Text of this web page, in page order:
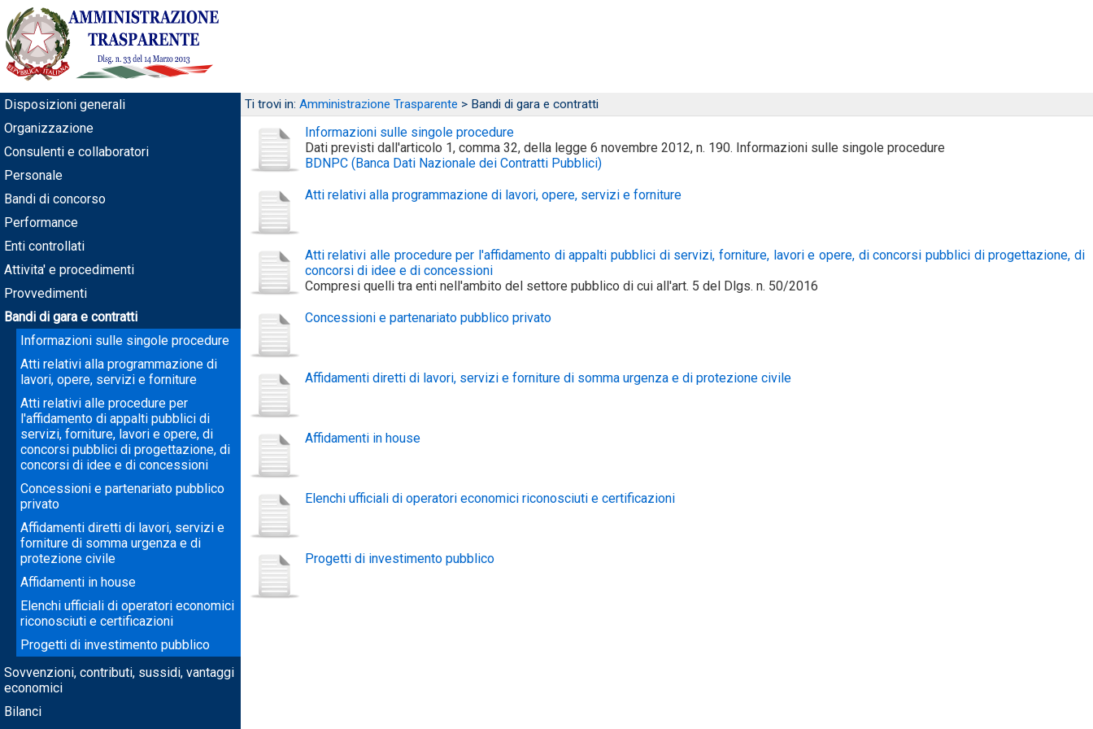
Disposizioni generali
Organizzazione
Consulenti e collaboratori
Personale
Bandi di concorso
Performance
Enti controllati
Attivita' e procedimenti
Provvedimenti
Bandi di gara e contratti
Informazioni sulle singole procedure
Atti relativi alla programmazione di
lavori, opere, servizi e forniture
Atti relativi alle procedure per
l'affidamento di appalti pubblici di
servizi, forniture, lavori e opere, di
concorsi pubblici di progettazione, di
concorsi di idee e di concessioni
Concessioni e partenariato pubblico
privato
Affidamenti diretti di lavori, servizi e
forniture di somma urgenza e di
protezione civile
Affidamenti in house
Elenchi ufficiali di operatori economici
riconosciuti e certificazioni
Progetti di investimento pubblico
Sovvenzioni, contributi, sussidi, vantaggi
economici
Bilanci
Ti trovi in: Amministrazione Trasparente > Bandi di gara e contratti
Informazioni sulle singole procedure
Dati previsti dall'articolo 1, comma 32, della legge 6 novembre 2012, n. 190. Informazioni sulle singole procedure
BDNPC (Banca Dati Nazionale dei Contratti Pubblici)
Atti relativi alla programmazione di lavori, opere, servizi e forniture
Atti relativi alle procedure per l'affidamento di appalti pubblici di servizi, forniture, lavori e opere, di concorsi pubblici di progettazione, di
concorsi di idee e di concessioni
Compresi quelli tra enti nell'ambito del settore pubblico di cui all'art. 5 del Dlgs. n. 50/2016
Concessioni e partenariato pubblico privato
Affidamenti diretti di lavori, servizi e forniture di somma urgenza e di protezione civile
Affidamenti in house
Elenchi ufficiali di operatori economici riconosciuti e certificazioni
Progetti di investimento pubblico